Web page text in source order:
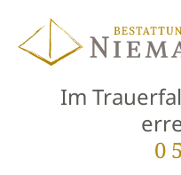
Zum
springen
Im
0 52